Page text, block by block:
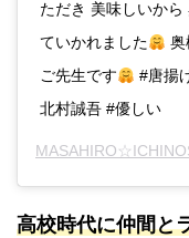
ただき 美味しいか
ていかれました
奥
ご先生です
#唐揚
北村誠吾 #優しい
高校時代に仲間と